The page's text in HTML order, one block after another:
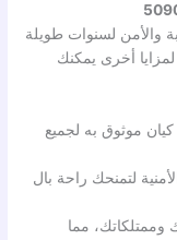
والأمن لسنوات طويلة
لمزايا أخرى يمكنك
موثوق به لجميع
لتمنحك راحة بال
وممتلكاتك، مما